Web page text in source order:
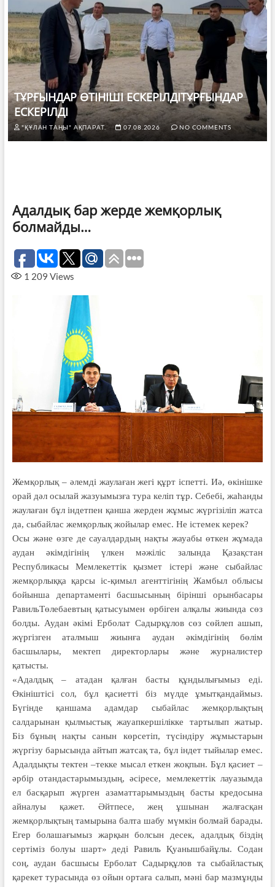
ТҰРҒЫНДАР ӨТІНІШІ ЕСКЕРІЛДІТҰРҒЫНДАР
ЕСКЕРІЛДІ
"ҚҰЛАН ТАҢЫ" АҚПАРАТ. 07.08.2026 NO COMMENTS
Адалдық бар жерде жемқорлық
болмайды…
1 209 Views
Жемқорлық – әлемді жаулаған жегі құрт іспетті. Иә, өкінішке
орай дәл осылай жазуымызға тура келіп тұр. Себебі, жаһанды
жаулаған бұл індетпен қанша жерден жұмыс жүргізіліп жатса
да, сыбайлас жемқорлық жойылар емес. Не істемек керек?
Осы және өзге де сауалдардың нақты жауабы өткен жұмада
аудан әкімдігінің үлкен мәжіліс залында Қазақстан
Республикасы Мемлекеттік қызмет істері және сыбайлас
жемқорлыққа қарсы іс-қимыл агенттігінің Жамбыл облысы
бойынша департаменті басшысының бірінші орынбасары
РавильТөлебаевтың қатысуымен өрбіген алқалы жиында сөз
болды. Аудан әкімі Ерболат Садырқұлов сөз сөйлеп ашып,
жүргізген аталмыш жиынға аудан әкімдігінің бөлім
басшылары, мектеп директорлары және журналистер
қатысты.
«Адалдық – атадан қалған басты құндылығымыз еді.
Өкініштісі сол, бұл қасиетті біз мүлде ұмытқандаймыз.
Бүгінде қаншама адамдар сыбайлас жемқорлықтың
салдарынан қылмыстық жауапкершілікке тартылып жатыр.
Біз бұның нақты санын көрсетіп, түсіндіру жұмыстарын
жүргізу барысында айтып жатсақ та, бұл індет тыйылар емес.
Адалдықты тектен –текке мысал еткен жоқпын. Бұл қасиет –
әрбір отандастарымыздың, әсіресе, мемлекеттік лауазымда
ел басқарып жүрген азаматтарымыздың басты кредосына
айналуы қажет. Әйтпесе, жең ұшынан жалғасқан
жемқорлықтың тамырына балта шабу мүмкін болмай барады.
Егер болашағымыз жарқын болсын десек, адалдық біздің
сертіміз болуы шарт» деді Равиль Қуанышбайұлы. Содан
соң, аудан басшысы Ерболат Садырқұлов та сыбайластық
қарекет турасында өз ойын ортаға салып, мәні бар мазмұнды